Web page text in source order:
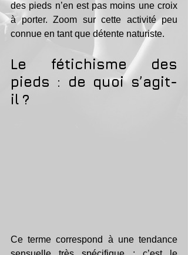
des pieds n’en est pas moins une croix
à porter. Zoom sur cette activité peu
connue en tant que détente naturiste.
Le fétichisme des
pieds : de quoi s’agit-
il ?
Ce terme correspond à une tendance